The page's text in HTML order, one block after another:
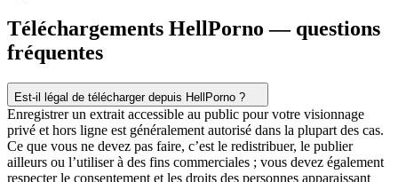
Téléchargements HellPorno — questions
fréquentes
Est-il légal de télécharger depuis HellPorno ?
Enregistrer un extrait accessible au public pour votre visionnage
privé et hors ligne est généralement autorisé dans la plupart des cas.
Ce que vous ne devez pas faire, c’est le redistribuer, le publier
ailleurs ou l’utiliser à des fins commerciales ; vous devez également
respecter le consentement et les droits des personnes apparaissant